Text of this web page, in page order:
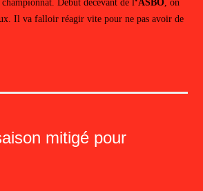
Il va falloir réagir vite pour ne pas avoir de
mitigé pour